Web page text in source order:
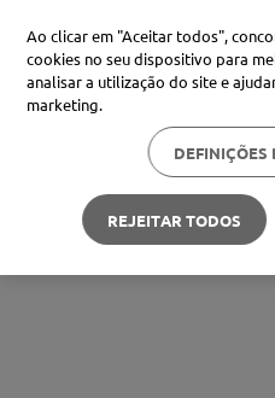
Ao clicar em "Aceitar todos",
cookies no seu dispositivo para
analisar a utilização do site e
marketing.
DEFINIÇÕES
REJEITAR TODOS